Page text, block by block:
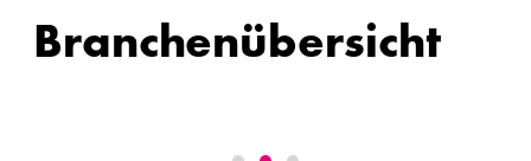
Branchenübersicht